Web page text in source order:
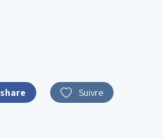
share Suivre